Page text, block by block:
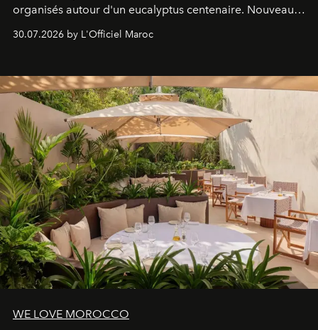
organisés autour d'un eucalyptus centenaire. Nouveau
neuro-cosmétique, parcours thermal et studio dédié au
entièreté, entre science des émotions et rituels
reposants.
30.07.2026 by L'Officiel Maroc
WE LOVE MOROCCO